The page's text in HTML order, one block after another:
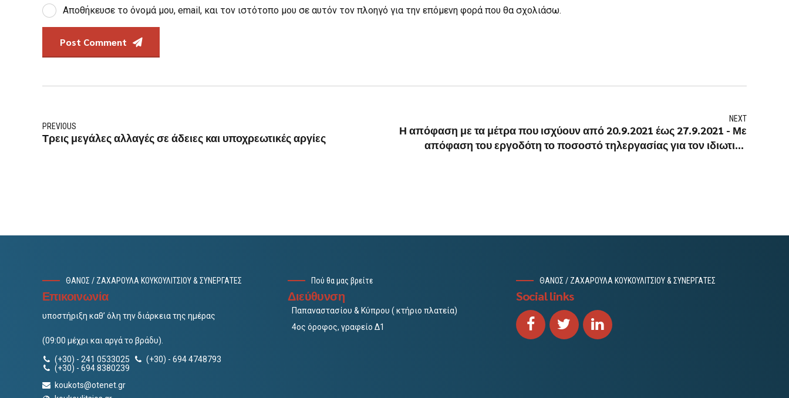
Αποθήκευσε το όνομά μου, email, και τον ιστότοπο μου σε αυτόν τον πλοηγό για την επόμενη φορά που θα σχολιάσω.
Post Comment
PREVIOUS
Τρεις μεγάλες αλλαγές σε άδειες και υποχρεωτικές αργίες
NEXT
Η απόφαση με τα μέτρα που ισχύουν από 20.9.2021 έως 27.9.2021 - Με
απόφαση του εργοδότη το ποσοστό τηλεργασίας για τον ιδιωτικό
ΘΑΝΟΣ / ΖΑΧΑΡΟΥΛΑ ΚΟΥΚΟΥΛΙΤΣΙΟΥ & ΣΥΝΕΡΓΑΤΕΣ
Επικοινωνία
υποστήριξη καθ’ όλη την διάρκεια της ημέρας
(09:00 μέχρι και αργά το βράδυ).
(+30) - 241 0533025
(+30) - 694 4748793
(+30) - 694 8380239
koukots@otenet.gr
Πού θα μας βρείτε
Διεύθυνση
Παπαναστασίου & Κύπρου ( κτήριο πλατεία)
4ος όροφος, γραφείο Δ1
ΘΑΝΟΣ / ΖΑΧΑΡΟΥΛΑ ΚΟΥΚΟΥΛΙΤΣΙΟΥ & ΣΥΝΕΡΓΑΤΕΣ
Social links